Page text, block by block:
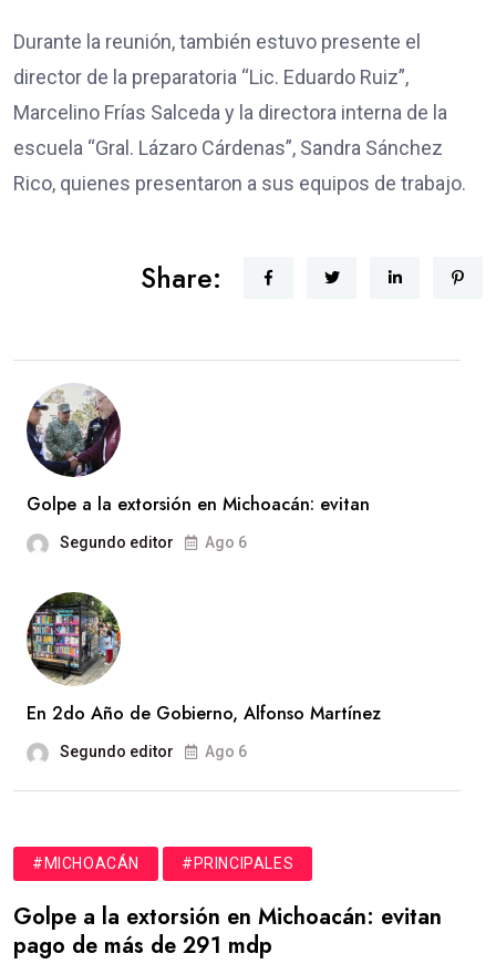
Durante la reunión, también estuvo presente el
director de la preparatoria “Lic. Eduardo Ruiz”,
Marcelino Frías Salceda y la directora interna de la
escuela “Gral. Lázaro Cárdenas”, Sandra Sánchez
Rico, quienes presentaron a sus equipos de trabajo.
Share:
Golpe a la extorsión en Michoacán: evitan
Segundo editor Ago 6
En 2do Año de Gobierno, Alfonso Martínez
Segundo editor Ago 6
#MICHOACÁN #PRINCIPALES
Golpe a la extorsión en Michoacán: evitan
pago de más de 291 mdp